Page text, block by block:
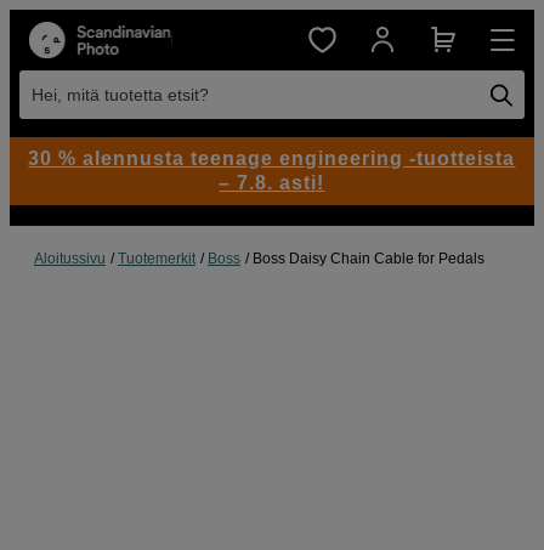
Hei, mitä tuotetta etsit?
Aloitussivu Tuotemerkit Boss Boss Daisy Chain Cable for Pedals
30 % alennusta teenage engineering -tuotteista
– 7.8. asti!